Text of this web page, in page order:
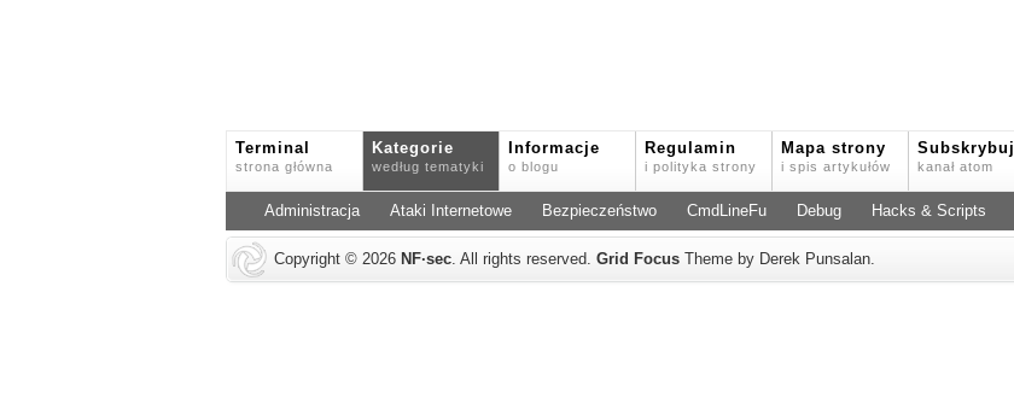
Terminal
strona główna
Kategorie
według tematyki
Informacje
o blogu
Regulamin
i polityka strony
Mapa strony
i spis artykułów
Subskrybuj
kanał atom
Administracja Ataki Internetowe Bezpieczeństwo CmdLineFu Debug Hacks & Scripts
Copyright © 2026 NF·sec. All rights reserved. Grid Focus Theme by Derek Punsalan.